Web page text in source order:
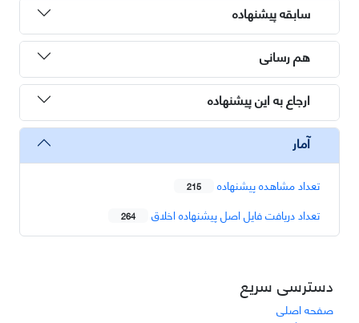
سابقه پیشنهاده
هم رسانی
ارجاع به این پیشنهاده
آمار
تعداد مشاهده پیشنهاده 215
تعداد دریافت فایل اصل پیشنهاده اخلاق 264
دسترسی سریع
صفحه اصلی